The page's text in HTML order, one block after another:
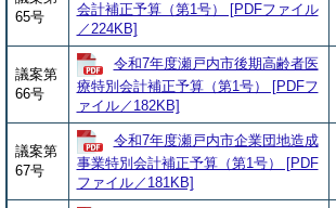
65号
会計補正予算（第1号） [PDFファイル
／224KB]
議案第
66号
令和7年度瀬戸内市後期高齢者医
療特別会計補正予算（第1号） [PDFフ
ァイル／182KB]
議案第
67号
令和7年度瀬戸内市企業団地造成
事業特別会計補正予算（第1号） [PDF
ファイル／181KB]